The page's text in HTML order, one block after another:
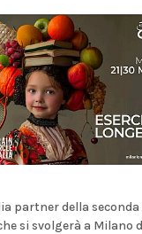
partner della
si svolgerà a Milano